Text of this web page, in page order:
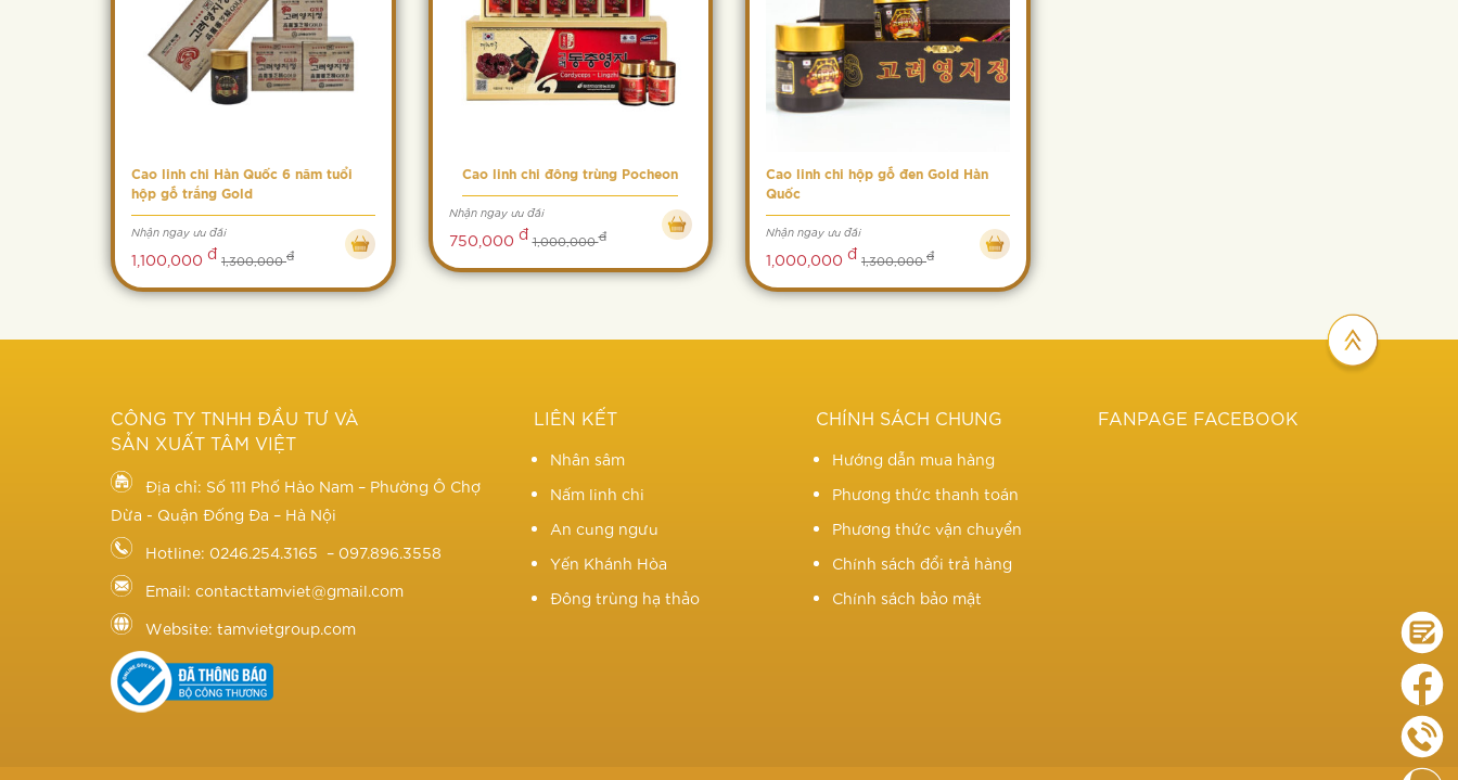
Cao linh chi Hàn Quốc 6 năm tuổi
hộp gỗ trắng Gold
Nhận ngay ưu đãi
1,100,000 đ 1,300,000đ
Cao linh chi đông trùng Pocheon
Nhận ngay ưu đãi
750,000 đ 1,000,000đ
Cao linh chi hộp gỗ đen Gold Hàn
Quốc
Nhận ngay ưu đãi
1,000,000 đ 1,300,000đ
CÔNG TY TNHH ĐẦU TƯ VÀ
SẢN XUẤT TÂM VIỆT
Địa chỉ: Số 111 Phố Hào Nam – Phường Ô Chợ
Dừa - Quận Đống Đa – Hà Nội
Hotline: 0246.254.3165 – 097.896.3558
Email: contacttamviet@gmail.com
Website: tamvietgroup.com
LIÊN KẾT
Nhân sâm
Nấm linh chi
An cung ngưu
Yến Khánh Hòa
Đông trùng hạ thảo
CHÍNH SÁCH CHUNG
Hướng dẫn mua hàng
Phương thức thanh toán
Phương thức vận chuyển
Chính sách đổi trả hàng
Chính sách bảo mật
FANPAGE FACEBOOK